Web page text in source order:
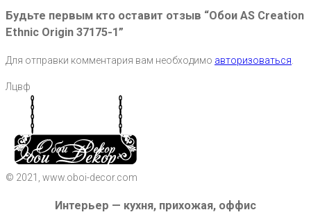
Будьте первым кто оставит отзыв “Обои AS Creation
Ethnic Origin 37175-1”
Для отправки комментария вам необходимо авторизоваться.
Лцвф
© 2021, www.oboi-decor.com
Интерьер — кухня, прихожая, оффис